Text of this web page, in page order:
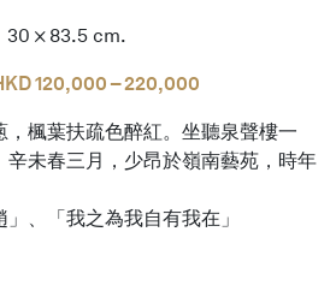
30 × 83.5 cm.
120,000 – 220,000
，楓葉扶疏色醉紅。坐聽泉聲樓一
辛未春三月，少昂於嶺南藝苑，時年
、「我之為我自有我在」